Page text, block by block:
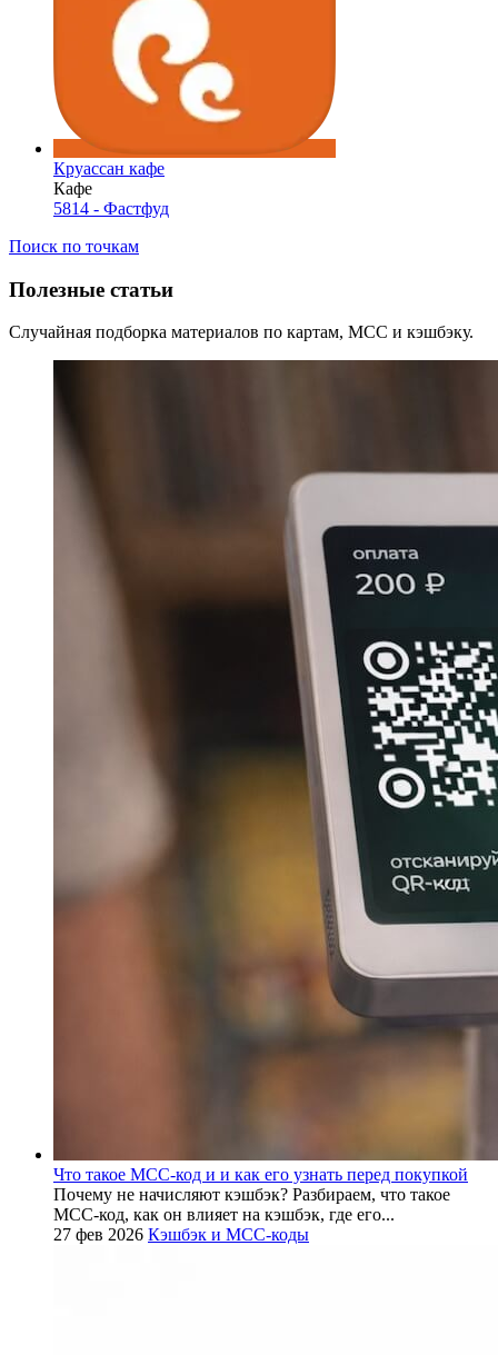
Круассан кафе
Кафе
5814 - Фастфуд
Поиск по точкам
Полезные статьи
Случайная подборка материалов по картам, MCC и кэшбэку.
Что такое MCC-код и и как его узнать перед покупкой
Почему не начисляют кэшбэк? Разбираем, что такое
MCC-код, как он влияет на кэшбэк, где его...
27 фев 2026 Кэшбэк и MCC-коды